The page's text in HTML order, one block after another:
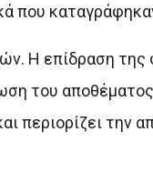
που
Η επίδραση
του
περιορίζει